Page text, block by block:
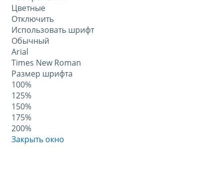
Цветные
Отключить
Использовать шрифт
Обычный
Arial
Times New Roman
Размер шрифта
100%
125%
150%
175%
200%
Закрыть окно